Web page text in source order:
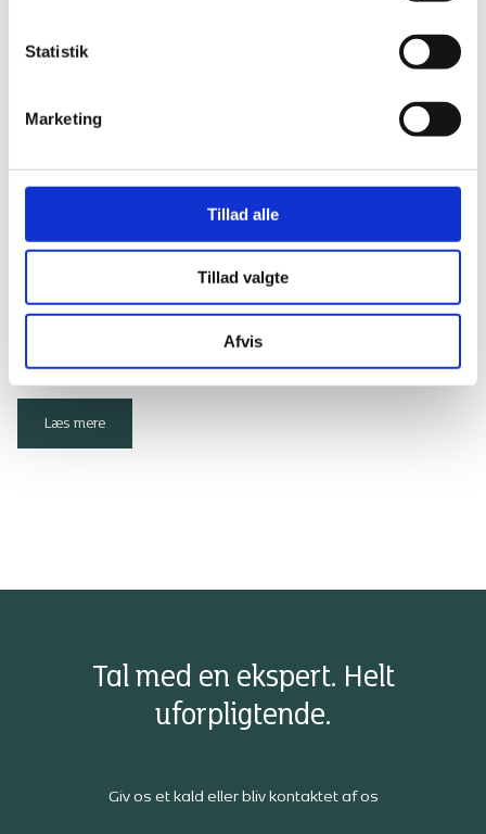
Statistik
Marketing
Tillad alle
Tillad valgte
Afvis
Ikoniske projekter gennem 50
I anledning af vores 50-års jubilæum dykker vi ned i arkiverne
og kaster et blik på vores hverdag. Se flere historier og
Læs mere
Tal med en ekspert. Helt
uforpligtende.
Giv os et kald eller bliv kontaktet af os